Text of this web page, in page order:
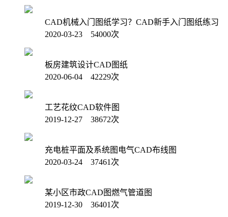
CAD机械入门图纸学习？CAD新手入门图纸练习
2020-03-23 54000次
板房建筑设计CAD图纸
2020-06-04 42229次
工艺花纹CAD软件图
2019-12-27 38672次
充电桩平面及系统图电气CAD布线图
2020-03-24 37461次
某小区市政CAD图燃气管道图
2019-12-30 36401次